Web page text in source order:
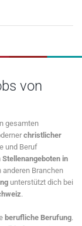
von
gesamten
christlicher
und Beruf
Stellenangeboten in
anderen Branchen
unterstützt dich bei
.
berufliche Berufung.